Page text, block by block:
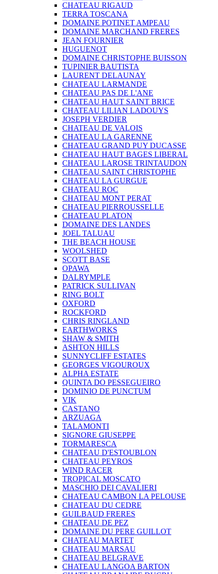
CHATEAU RIGAUD
TERRA TOSCANA
DOMAINE POTINET AMPEAU
DOMAINE MARCHAND FRERES
JEAN FOURNIER
HUGUENOT
DOMAINE CHRISTOPHE BUISSON
TUPINIER BAUTISTA
LAURENT DELAUNAY
CHATEAU LARMANDE
CHATEAU PAS DE L'ANE
CHATEAU HAUT SAINT BRICE
CHATEAU LILIAN LADOUYS
JOSEPH VERDIER
CHATEAU DE VALOIS
CHATEAU LA GARENNE
CHATEAU GRAND PUY DUCASSE
CHATEAU HAUT BAGES LIBERAL
CHATEAU LAROSE TRINTAUDON
CHATEAU SAINT CHRISTOPHE
CHATEAU LA GURGUE
CHATEAU ROC
CHATEAU MONT PERAT
CHATEAU PIERROUSSELLE
CHATEAU PLATON
DOMAINE DES LANDES
JOEL TALUAU
THE BEACH HOUSE
WOOLSHED
SCOTT BASE
OPAWA
DALRYMPLE
PATRICK SULLIVAN
RING BOLT
OXFORD
ROCKFORD
CHRIS RINGLAND
EARTHWORKS
SHAW & SMITH
ASHTON HILLS
SUNNYCLIFF ESTATES
GEORGES VIGOUROUX
ALPHA ESTATE
QUINTA DO PESSEGUEIRO
DOMINIO DE PUNCTUM
VIK
CASTANO
ARZUAGA
TALAMONTI
SIGNORE GIUSEPPE
TORMARESCA
CHATEAU D'ESTOUBLON
CHATEAU PEYROS
WIND RACER
TROPICAL MOSCATO
MASCHIO DEI CAVALIERI
CHATEAU CAMBON LA PELOUSE
CHATEAU DU CEDRE
GUILBAUD FRERES
CHATEAU DE PEZ
DOMAINE DU PERE GUILLOT
CHATEAU MARTET
CHATEAU MARSAU
CHATEAU BELGRAVE
CHATEAU LANGOA BARTON